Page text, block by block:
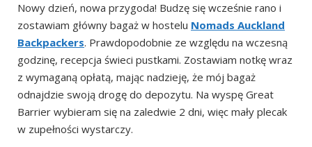
Jak poruszać się po wyspie Great Barrier?
Najciekawsze atrakcje wyspy
Sanktuarium Ciemnego Nieba
Gorące źródła Kaitoke (Kaitoke Hot Springs)
Wietrzny Kanion & Góra Hobson'a (Windy Canyon & Mt
Hobson)
Nowy dzień, nowa przygoda! Budzę się wcześnie rano i
zostawiam główny bagaż w hostelu Nomads Auckland
Backpackers. Prawdopodobnie ze względu na wczesną
godzinę, recepcja świeci pustkami. Zostawiam notkę wraz
z wymaganą opłatą, mając nadzieję, że mój bagaż
odnajdzie swoją drogę do depozytu. Na wyspę Great
Barrier wybieram się na zaledwie 2 dni, więc mały plecak
w zupełności wystarczy.